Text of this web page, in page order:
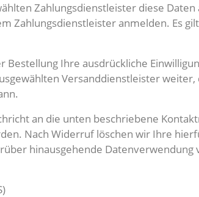
Zahlungsdienstleister diese
Zahlungsdienstleister anmelden. Es
Ihre ausdrückliche
Versanddienstleister
an die unten beschriebene
Nach Widerruf löschen wir Ihre
hinausgehende